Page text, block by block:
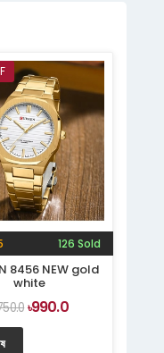
126 Sold
8456 NEW gold
white
৳990.0